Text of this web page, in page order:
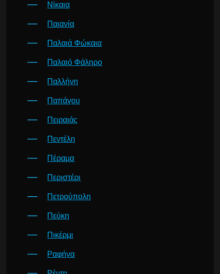
Νίκαια
Παιανία
Παλαιά Φώκαια
Παλαιό Φάληρο
Παλλήνη
Παπάγου
Πειραιάς
Πεντέλη
Πέραμα
Περιστέρι
Πετρούπολη
Πεύκη
Πικέρμι
Ραφήνα